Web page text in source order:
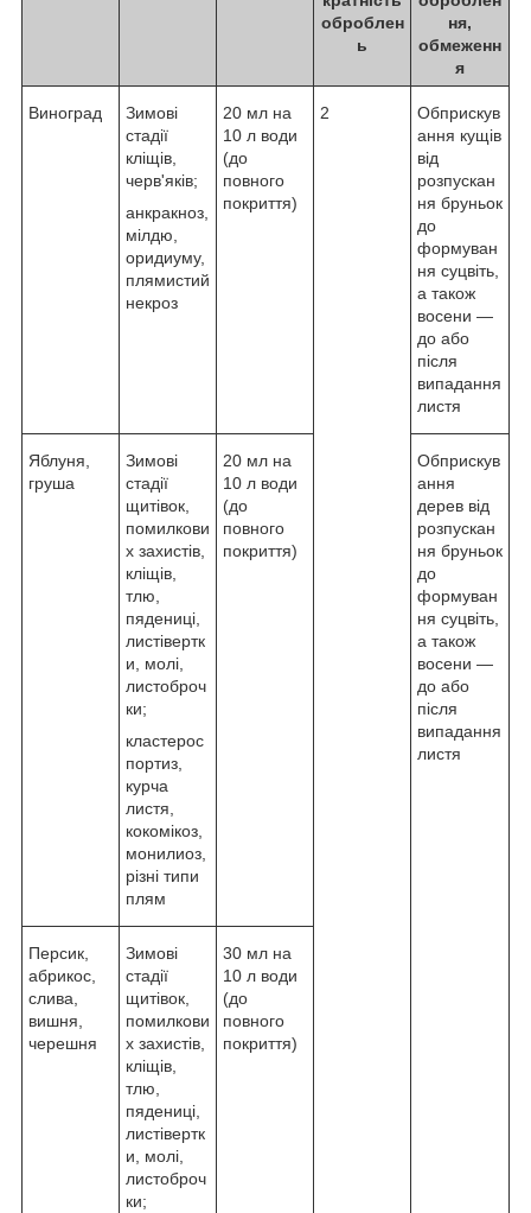
оброблен
ь
ня,
обмеженн
я
Виноград
Зимові
стадії
кліщів,
черв'яків;
анкракноз,
мілдю,
оридиуму,
плямистий
некроз
20 мл на
10 л води
(до
повного
покриття)
2
Обприскув
ання кущів
від
розпускан
ня бруньок
до
формуван
ня суцвіть,
а також
восени —
до або
після
випадання
листя
Яблуня,
груша
Зимові
стадії
щитівок,
помилкови
х захистів,
кліщів,
тлю,
пядениці,
листівертк
и, молі,
листоброч
ки;
кластерос
портиз,
курча
листя,
кокомікоз,
монилиоз,
різні типи
плям
20 мл на
10 л води
(до
повного
покриття)
Обприскув
ання
дерев від
розпускан
ня бруньок
до
формуван
ня суцвіть,
а також
восени —
до або
після
випадання
листя
Персик,
абрикос,
слива,
вишня,
черешня
Зимові
стадії
щитівок,
помилкови
х захистів,
кліщів,
тлю,
пядениці,
листівертк
и, молі,
листоброч
ки;
30 мл на
10 л води
(до
повного
покриття)